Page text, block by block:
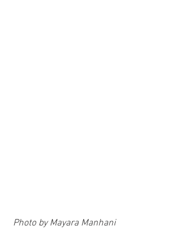
Photo by Mayara Manhani